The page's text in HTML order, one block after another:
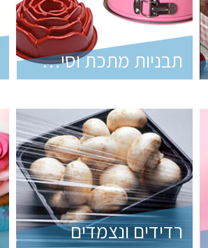
תבניות מתכת וסיליקון
רדידים ונצמדים